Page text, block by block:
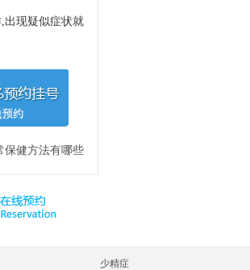
出现疑似症状就
保健方法有哪些
少精症